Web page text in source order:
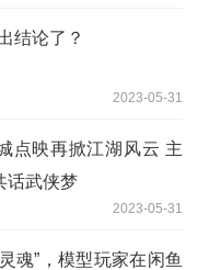
结论了？
2023-05-31
点映再掀江湖风云 主
话武侠梦
2023-05-31
魂”，模型玩家在闲鱼